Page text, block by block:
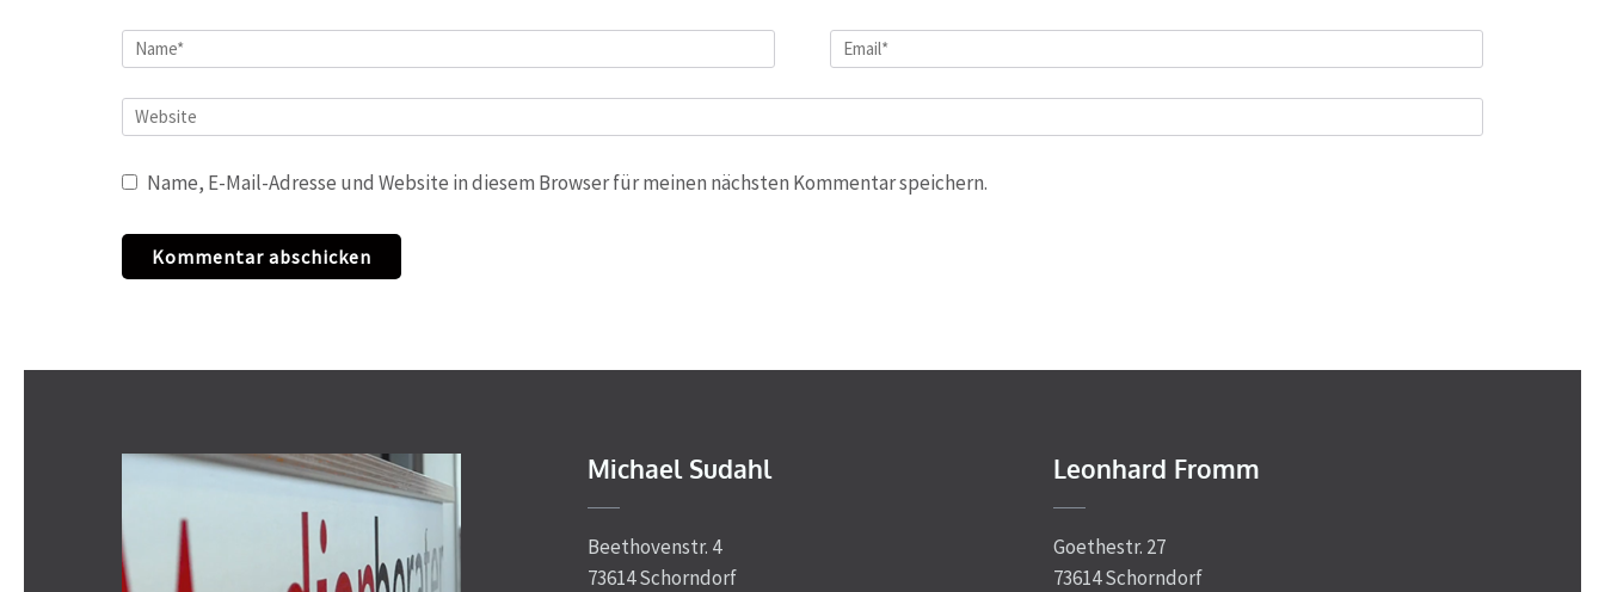
Name* Email*
Website
Name, E-Mail-Adresse und Website in diesem Browser für meinen nächsten Kommentar speichern.
Michael Sudahl
Beethovenstr. 4
73614 Schorndorf
Leonhard Fromm
Goethestr. 27
73614 Schorndorf